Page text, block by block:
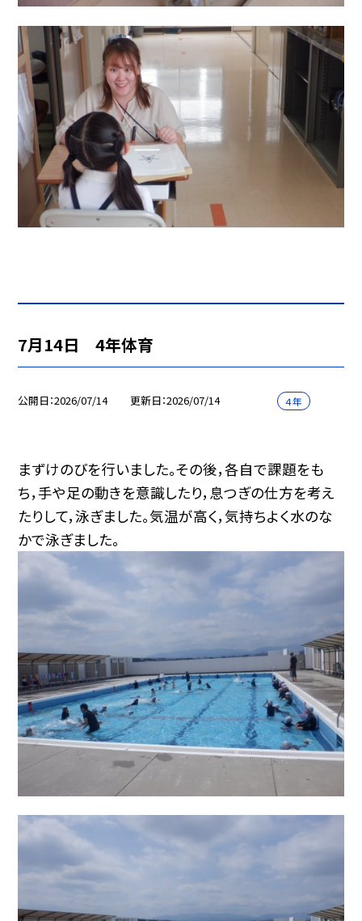
7月14日 4年体育
公開日 2026/07/14 更新日 2026/07/14 ４年
まずけのびを行いました。その後，各自で課題をも
ち，手や足の動きを意識したり，息つぎの仕方を考え
たりして，泳ぎました。気温が高く，気持ちよく水のな
かで泳ぎました。